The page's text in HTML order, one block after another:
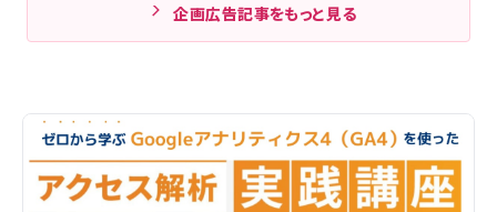
企画広告記事をもっと見る